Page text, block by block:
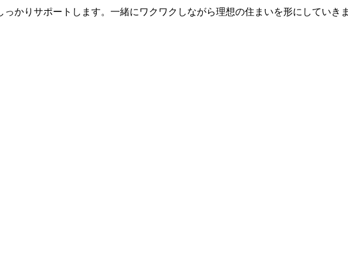
かりサポートします。一緒にワクワクしながら理想の住まいを形にしていき